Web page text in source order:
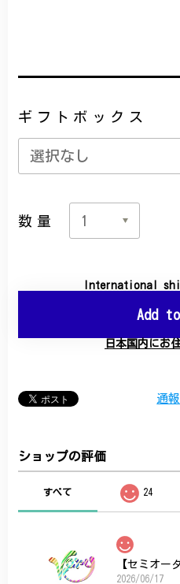
ギフトボックス
数量
International
Add
日本国内にお
通
ショップの評価
すべて 24
2026/06/17